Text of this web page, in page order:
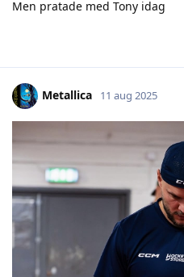
Men pratade med Tony idag
Metallica 11 aug 2025